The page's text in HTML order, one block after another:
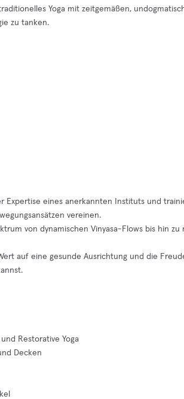
Yoga mit zeitgemäßen,
zu tanken.
Expertise eines anerkannten Instituts und
vereinen.
von dynamischen Vinyasa-Flows bis hin zu
auf eine gesunde Ausrichtung und die
Restorative Yoga
Decken